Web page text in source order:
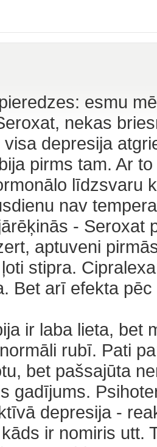
esmu
nekas
visa depresija
pirms tam. Ar
līdzsvaru
nav
- Seroxat
aptuveni
stipra.
Bet arī efekta
ir laba lieta, bet
rubī. Pati
bet pašsajūta
gadījums.
depresija -
ir nomiris utt.